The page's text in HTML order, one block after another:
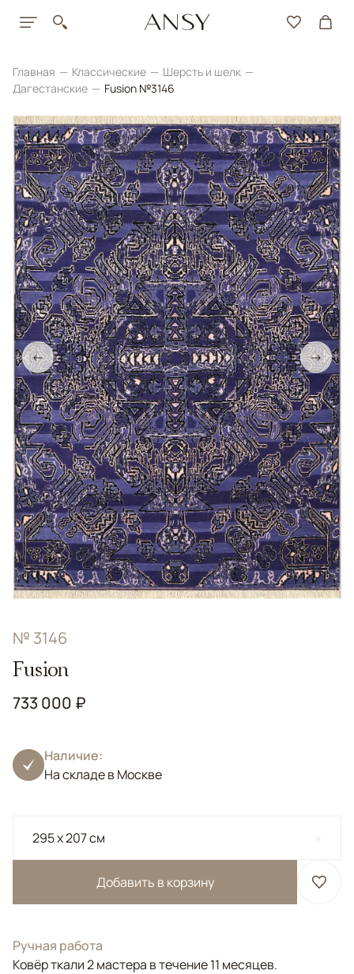
Главная Классические
Шерсть и шелк
Дагестанские
Fusion №3146
← →
№ 3146
Fusion
733 000 ₽
Наличие:
На складе в Москве
295 x 207 см
Добавить в корзину
Ручная работа
Ковёр ткали 2 мастера в течение 11 месяцев.